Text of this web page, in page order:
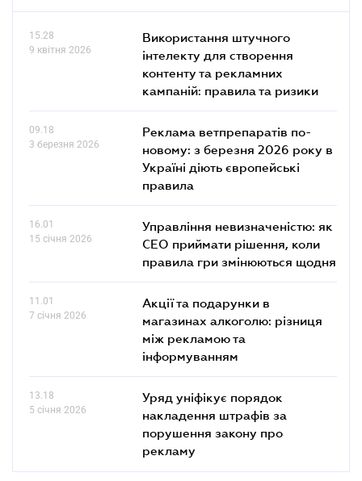
15.28
9 квітня 2026
Використання штучного
інтелекту для створення
контенту та рекламних
кампаній: правила та ризики
09.18
3 березня 2026
Реклама ветпрепаратів по-
новому: з березня 2026 року в
Україні діють європейські
правила
16.01
15 січня 2026
Управління невизначеністю: як
СЕО приймати рішення, коли
правила гри змінюються щодня
11.01
7 січня 2026
Акції та подарунки в
магазинах алкоголю: різниця
між рекламою та
інформуванням
13.18
5 січня 2026
Уряд уніфікує порядок
накладення штрафів за
порушення закону про
рекламу